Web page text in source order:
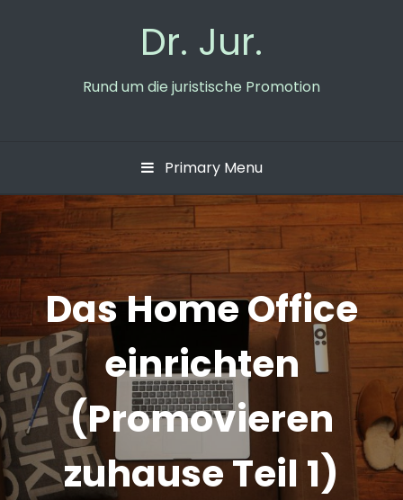
Dr. Jur.
Rund um die juristische Promotion
Primary Menu
Das Home Office
einrichten
(Promovieren
zuhause Teil 1)